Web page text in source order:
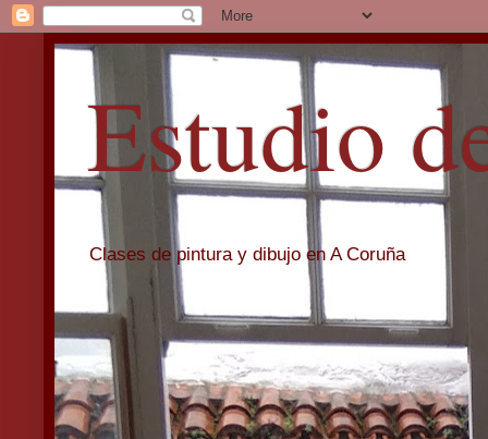
Estudio
Clases de pintura y dibujo en A Coruña